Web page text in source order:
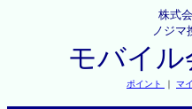
株式
ノジマ
モバイル
ポイント ｜ マ